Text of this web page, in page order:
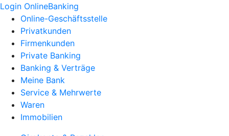
Login OnlineBanking
Online-Geschäftsstelle
Privatkunden
Firmenkunden
Private Banking
Banking & Verträge
Meine Bank
Service & Mehrwerte
Waren
Immobilien